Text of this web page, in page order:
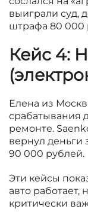
выиграли суд,
штрафа 80 000
Кейс 4:
Елена из
срабатывания
ремонте.
вернул деньги
90 000 рублей.
Эти кейсы
авто
критически